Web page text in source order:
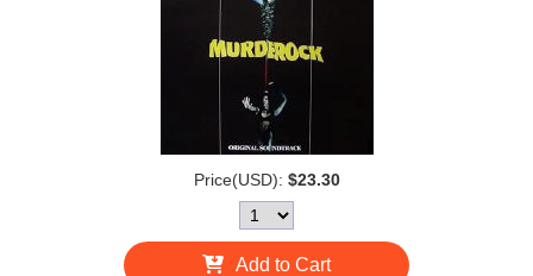
Price(USD): $23.30
Add to Cart